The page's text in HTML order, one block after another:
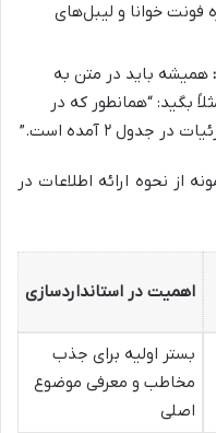
فونت خوانا و لیبل‌های
همیشه باید در متن به
بگید: “همانطور که در
از نحوه ارائه اطلاعات در
اهمیت در استانداردسازی
بستر اولیه برای جذب
مخاطب و معرفی موضوع
اصلی